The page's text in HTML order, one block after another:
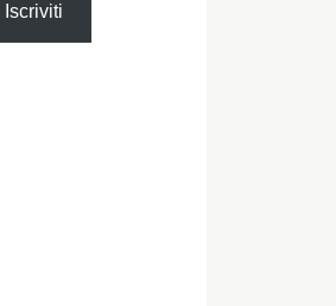
Iscriviti